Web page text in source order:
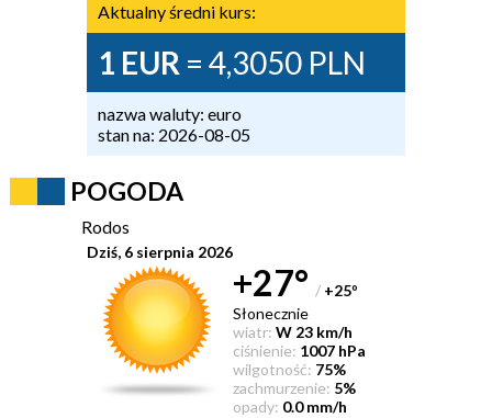
Aktualny średni kurs:
1 EUR = 4,3050 PLN
nazwa waluty: euro
stan na: 2026-08-05
POGODA
Rodos
Dziś, 6 sierpnia 2026
+27° / +25°
Słonecznie
wiatr: W 23 km/h
ciśnienie: 1007 hPa
wilgotność: 75%
zachmurzenie: 5%
opady: 0.0 mm/h